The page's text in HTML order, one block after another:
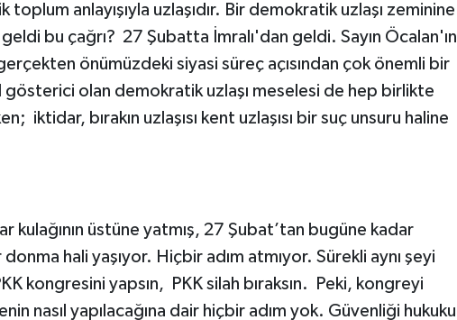
anlayışıyla uzlaşıdır. Bir demokratik uzlaşı zeminine
bu çağrı? 27 Şubatta İmralı'dan geldi. Sayın Öcalan'ın
önümüzdeki siyasi süreç açısından çok önemli bir
olan demokratik uzlaşı meselesi de hep birlikte
iktidar, bırakın uzlaşısı kent uzlaşısı bir suç unsuru haline
kulağının üstüne yatmış, 27 Şubat’tan bugüne kadar
hali yaşıyor. Hiçbir adım atmıyor. Sürekli aynı şeyi
kongresini yapsın, PKK silah bıraksın. Peki, kongreyi
nasıl yapılacağına dair hiçbir adım yok. Güvenliği hukuku